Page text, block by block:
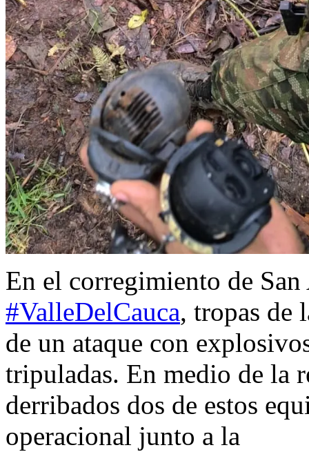
En el corregimiento de
#ValleDelCauca, tropas de
de un ataque con
tripuladas. En medio de la
derribados dos de estos
operacional junto a la